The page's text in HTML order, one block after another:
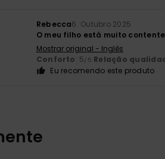
Rebecca6. Outubro 2025
O meu filho está muito
Mostrar original - Inglês
Conforto: 5/5 Relação
Eu recomendo este produto